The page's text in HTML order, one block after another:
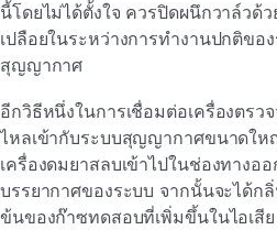
นี้โดยไม่ได้ตั้งใจ ควรปิดผนึกวาล์วด้
เปลือยในระหว่างการทํางานปกติขอ
สุญญากาศ
อีกวิธีหนึ่งในการเชื่อมต่อเครื่องตรว
ไหลเข้ากับระบบสุญญากาศขนาดให
เครื่องดมยาสลบเข้าไปในช่องทางอ
บรรยากาศของระบบ จากนั้นจะได้ก
ข้นของก๊าซทดสอบที่เพิ่มขึ้นในไอเสีย